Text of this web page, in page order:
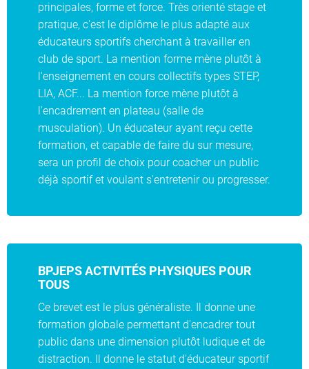
principales, forme et force. Très orienté stage et
pratique, c'est le diplôme le plus adapté aux
éducateurs sportifs cherchant à travailler en
club de sport. La mention forme mène plutôt à
l'enseignement en cours collectifs types STEP,
LIA, ACF... La mention force mène plutôt à
l'encadrement en plateau (salle de
musculation). Un éducateur ayant reçu cette
formation, et capable de faire du sur mesure,
sera un profil de choix pour coacher un public
déjà sportif et voulant s'entretenir ou progresser.
BPJEPS ACTIVITÉS PHYSIQUES POUR
TOUS
Ce brevet est le plus généraliste. Il donne une
formation globale permettant d'encadrer tout
public dans une dimension plutôt ludique et de
distraction. Il donne le statut d'éducateur sportif